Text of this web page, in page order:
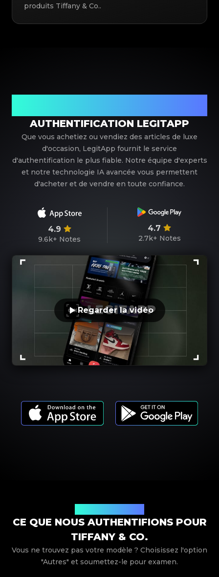
produits Tiffany & Co..
AUTHENTIFICATION LEGITAPP
Que vous achetiez ou vendiez des articles de luxe
d'occasion, LegitApp fournit le service
d'authentification le plus fiable. Notre équipe d'experts
et notre technologie IA avancée vous permettent
d'acheter et de vendre en toute confiance.
4.9
9.6k+ Notes
4.7
2.7k+ Notes
Regarder la vidéo
CE QUE NOUS AUTHENTIFIONS POUR
TIFFANY & CO.
Vous ne trouvez pas votre modèle ? Choisissez l'option
"Autres" et soumettez-le pour examen.